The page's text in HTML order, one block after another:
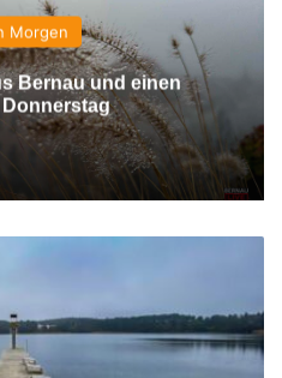
Morgen
Bernau und einen